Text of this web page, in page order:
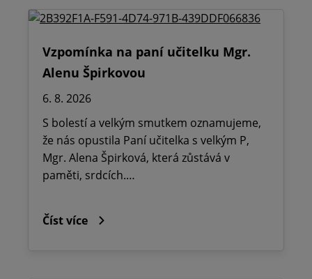
Vzpomínka na paní učitelku Mgr.
Alenu Špirkovou
6. 8. 2026
S bolestí a velkým smutkem oznamujeme,
že nás opustila Paní učitelka s velkým P,
Mgr. Alena Špirková, která zůstává v
paměti, srdcích.…
Číst více